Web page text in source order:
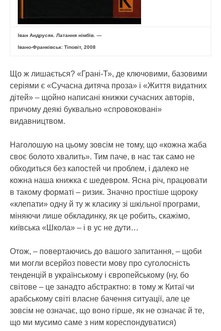
Іван Андрусяк. Латання німбів. —
Івано-Франківськ: Тіповіт, 2008
Що ж лишається? «Грані-Т», де ключовими, базовими
серіями є «Сучасна дитяча проза» і «Життя видатних
дітей» – щойно написані книжки сучасних авторів,
причому деякі буквально «спровоковані»
видавництвом.
Наголошую на цьому зовсім не тому, що «кожна жаба
своє болото хвалить». Тим паче, в нас так само не
обходиться без капостей чи проблем, і далеко не
кожна наша книжка є шедевром. Ясна річ, працювати
в такому форматі – ризик. Значно простіше щороку
«клепати» одну й ту ж класику зі шкільної програми,
міняючи лише обкладинку, як це робить, скажімо,
київська «Школа» – і в ус не дути…
Отож, – повертаючись до вашого запитання, – щоби
ми могли всерйоз повести мову про суголосність
тенденцій в українському і європейському (ну, бо
світове – це занадто абстрактно: в тому ж Китаї чи
арабському світі власне бачення ситуації, але це
зовсім не означає, що воно гірше, як не означає й те,
що ми мусимо саме з ним кореспондуватися)